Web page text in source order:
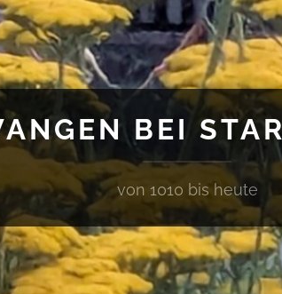
BEI
von 1010 bis heute